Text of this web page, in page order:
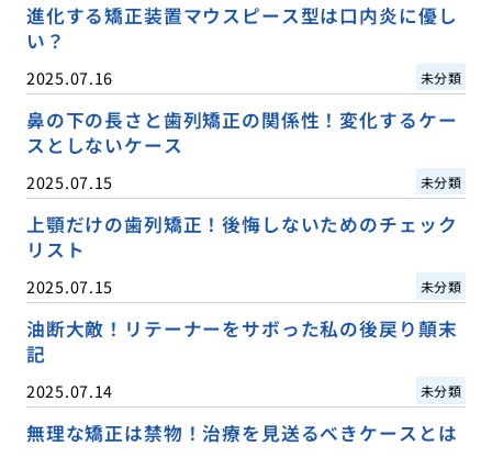
進化する矯正装置マウスピース型は口内炎に優し
い？
2025.07.16 未分類
鼻の下の長さと歯列矯正の関係性！変化するケー
スとしないケース
2025.07.15 未分類
上顎だけの歯列矯正！後悔しないためのチェック
リスト
2025.07.15 未分類
油断大敵！リテーナーをサボった私の後戻り顛末
記
2025.07.14 未分類
無理な矯正は禁物！治療を見送るべきケースとは